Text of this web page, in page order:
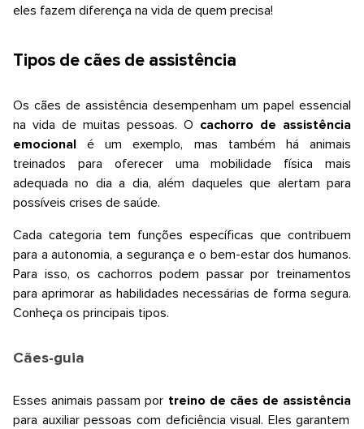
eles fazem diferença na vida de quem precisa!
Tipos de cães de assistência
Os cães de assistência desempenham um papel essencial
na vida de muitas pessoas. O cachorro de assistência
emocional é um exemplo, mas também há animais
treinados para oferecer uma mobilidade física mais
adequada no dia a dia, além daqueles que alertam para
possíveis crises de saúde.
Cada categoria tem funções específicas que contribuem
para a autonomia, a segurança e o bem-estar dos humanos.
Para isso, os cachorros podem passar por treinamentos
para aprimorar as habilidades necessárias de forma segura.
Conheça os principais tipos.
Cães-guia
Esses animais passam por treino de cães de assistência
para auxiliar pessoas com deficiência visual. Eles garantem